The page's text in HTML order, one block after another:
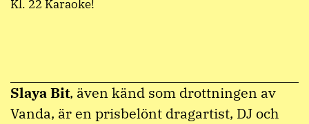
Kl. 22 Karaoke!
Slaya Bit, även känd som drottningen av
Vanda, är en prisbelönt dragartist, DJ och